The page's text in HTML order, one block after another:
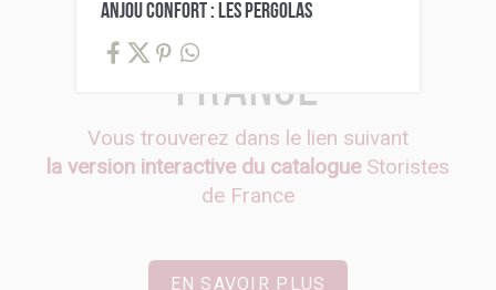
Storistes de
France
Vous trouverez dans le lien suivant
la version interactive du catalogueStoristes
de France
EN SAVOIR PLUS
ANJOU CONFORT : LES PERGOLAS